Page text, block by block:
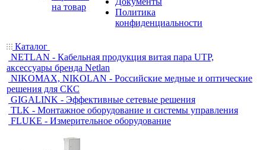
на товар
Политика
конфиденциальности
Каталог
NETLAN - Кабельная продукция витая пара UTP,
аксессуары бренда Netlan
NIKOMAX, NIKOLAN - Российские медные и оптические
решения для СКС
GIGALINK - Эффективные сетевые решения
TLK - Монтажное оборудование и системы управления
FLUKE - Измерительное оборудование